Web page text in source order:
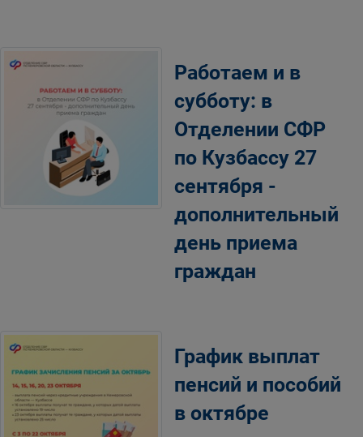
Работаем и в
субботу: в
Отделении СФР
по Кузбассу 27
сентября -
дополнительный
день приема
граждан
График выплат
пенсий и пособий
в октябре